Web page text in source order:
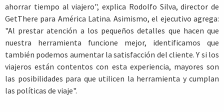
ahorrar tiempo al viajero", explica Rodolfo Silva, director de
GetThere para América Latina. Asimismo, el ejecutivo agrega:
"Al prestar atención a los pequeños detalles que hacen que
nuestra herramienta funcione mejor, identificamos que
también podemos aumentar la satisfacción del cliente. Y si los
viajeros están contentos con esta experiencia, mayores son
las posibilidades para que utilicen la herramienta y cumplan
las políticas de viaje".